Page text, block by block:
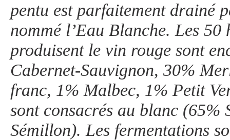
pentu est parfaitement drainé
nommé l’Eau Blanche. Les 50
produisent le vin rouge sont
Cabernet-Sauvignon, 30%
franc, 1% Malbec, 1% Petit
sont consacrés au blanc (65%
Sémillon). Les fermentations